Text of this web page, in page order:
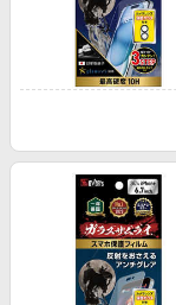
エンタメ
スポーツ・アウトド
インテリア・寝具
旅行・レジャー・ホ
生活・お役立ち
金融・マネー・保険
デジタルコンテンツ
楽天サービス特集
旅行特集
お中元特集2026
とことん買い物チャ
Apple公式サイト×
Qoo10メガポ